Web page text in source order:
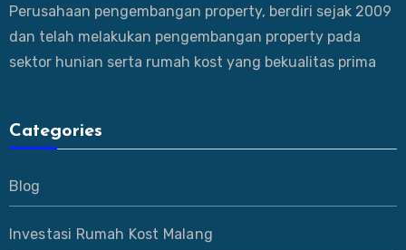
Perusahaan pengembangan property, berdiri sejak 2009
dan telah melakukan pengembangan property pada
sektor hunian serta rumah kost yang bekualitas prima
Categories
Blog
Investasi Rumah Kost Malang